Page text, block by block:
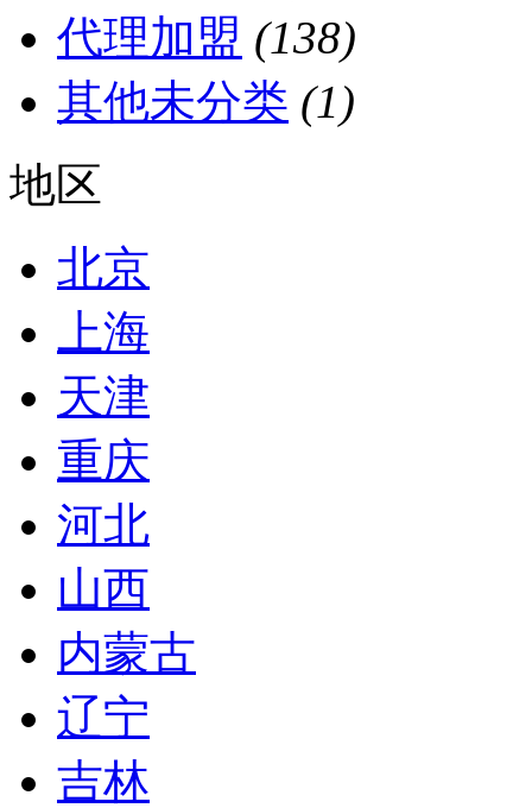
代理加盟 (138)
其他未分类 (1)
地区
北京
上海
天津
重庆
河北
山西
内蒙古
辽宁
吉林